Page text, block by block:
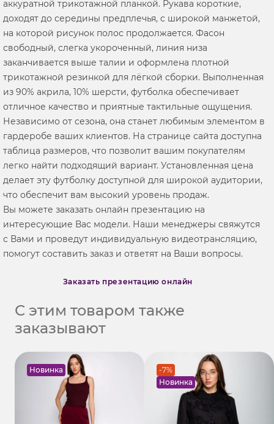
аккуратной трикотажной планкой. Рукава короткие,
доходят до середины предплечья, с широкой манжетой,
на которой рисунок полос продолжается. Фасон
свободный, слегка укороченный, линия низа
заканчивается выше талии и оформлена плотной
трикотажной резинкой для лёгкой сборки. Выполненная
из 90% акрила, 10% шерсти, футболка обеспечивает
отличное качество и приятные тактильные ощущения.
Независимо от сезона, она станет любимым элементом в
гардеробе ваших клиентов. На странице сайта доступна
таблица размеров, что позволит вашим покупателям
легко найти подходящий вариант. Установленная цена
делает эту футболку доступной для широкой аудитории,
что обеспечит вам высокий уровень продаж.
Вы можете заказать онлайн презентацию на
интересующие Вас модели. Наши менеджеры свяжутся
с Вами и проведут индивидуальную видеотрансляцию,
помогут составить заказ и ответят на Ваши вопросы.
Заказать презентацию онлайн
С этим товаром также
заказывают
Новинка
-7%
Новинка